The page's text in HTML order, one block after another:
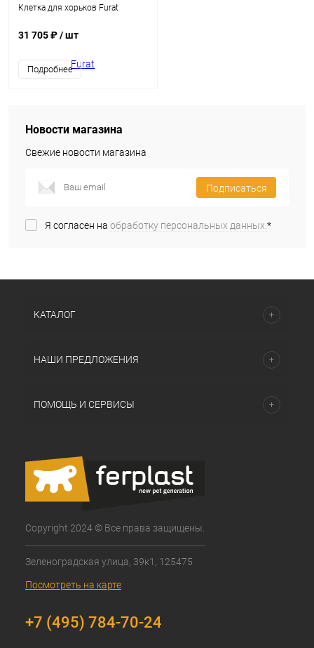
Клетка для хорьков Furat
31 705 ₽/ шт
Подробнее
Новости магазина
Свежие новости магазина
Подписаться
Я согласен на обработку персональных данных.*
КАТАЛОГ
НАШИ ПРЕДЛОЖЕНИЯ
ПОМОЩЬ И СЕРВИСЫ
Copyright 2024 © Все права защищены.
Зеленоградская улица, 39к1, 125475
Посмотреть на карте
+7 (495) 784-70-24